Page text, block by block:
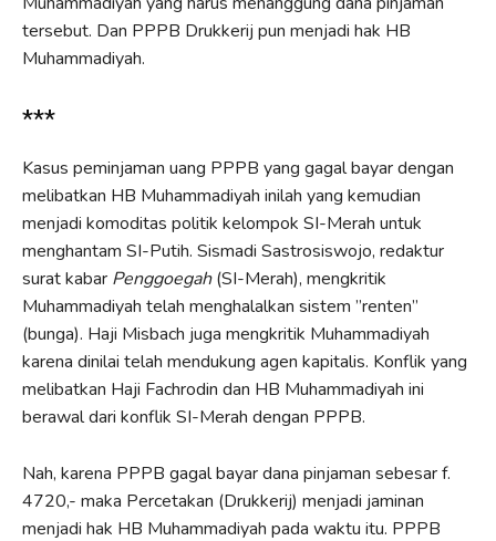
tersebut. Dan PPPB Drukkerij pun menjadi hak HB
Muhammadiyah.
***
Kasus peminjaman uang PPPB yang gagal bayar dengan
melibatkan HB Muhammadiyah inilah yang kemudian
menjadi komoditas politik kelompok SI-Merah untuk
menghantam SI-Putih. Sismadi Sastrosiswojo, redaktur
surat kabar Penggoegah(SI-Merah), mengkritik
Muhammadiyah telah menghalalkan sistem ”renten”
(bunga). Haji Misbach juga mengkritik Muhammadiyah
karena dinilai telah mendukung agen kapitalis. Konflik yang
melibatkan Haji Fachrodin dan HB Muhammadiyah ini
berawal dari konflik SI-Merah dengan PPPB.
Nah, karena PPPB gagal bayar dana pinjaman sebesar f.
4720,- maka Percetakan (Drukkerij) menjadi jaminan
menjadi hak HB Muhammadiyah pada waktu itu. PPPB